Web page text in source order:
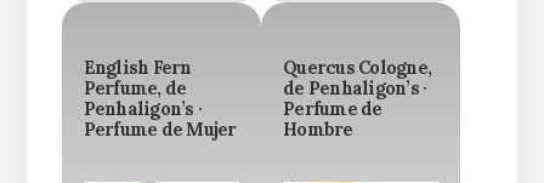
English Fern
Perfume, de
Penhaligon’s ·
Perfume de Mujer
Quercus Cologne,
de Penhaligon’s ·
Perfume de
Hombre